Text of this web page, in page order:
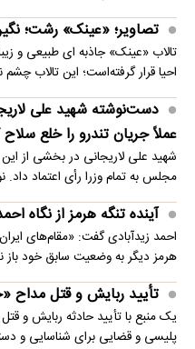
تصاویر؛ «عینک» رشت؛
تالاب «عینک» جاذبه ای طبیعی و
احیا قرار گرفته‌است؛ این تالاب
عملاً جریان تندرو را خلع سلاح
شهید علی لاریجانی در بخشی از
مجلس به تمام وزرا رأی اعتماد داد.
آینده تنگه هرمز از نگاه
احمد زیدآبادی گفت: «مقام‌های
هرمز دیگر به وضعیت سابق خود
تأیید ربایش و قتل مداح
یک منبع با تأیید حادثه ربایش و
پلیسی و قضایی برای شناسایی و